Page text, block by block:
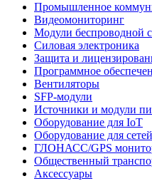
Промышленное
Видеомониторинг
Модули беспроводной
Силовая электроника
Защита и
Программное
Вентиляторы
SFP-модули
Источники и модули
Оборудование для IoT
Оборудование для
ГЛОНАСС/GPS
Общественный
Аксессуары